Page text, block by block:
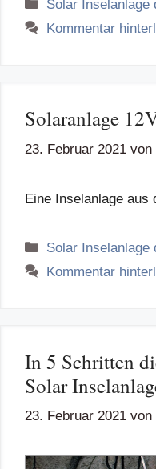
Solar Inselanlage
Kommentar
Solaranlage
23. Februar 2021 von
Eine Inselanlage aus
Kategorien
Solar Inselanlage
Kommentar
In 5 Schritten
Solar
23. Februar 2021 von